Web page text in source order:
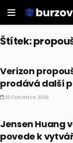
Štítek:
Verizon
prodává další
20 ČERVENCE, 2026
Jensen Huang
povede k